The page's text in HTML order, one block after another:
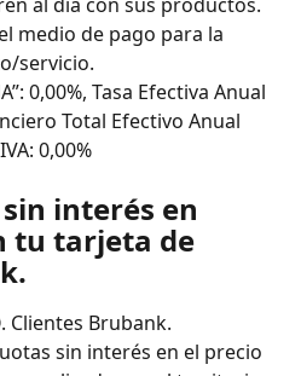
medio de pago para la
servicio.
0,00%, Tasa Efectiva Anual
Total Efectivo Anual
0,00%
interés en
tu tarjeta de
Clientes Brubank.
sin interés en el precio